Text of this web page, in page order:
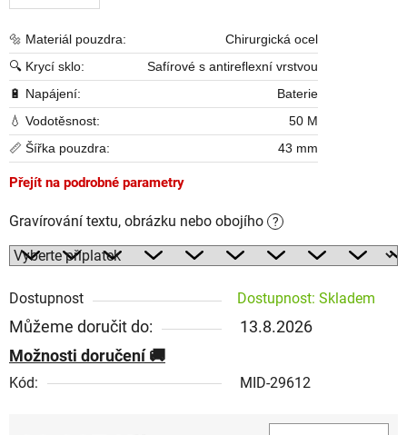
🔩 Materiál pouzdra:
Chirurgická ocel
🔍 Krycí sklo:
Safírové s antireflexní vrstvou
🔋 Napájení:
Baterie
💧 Vodotěsnost:
50 M
📏 Šířka pouzdra:
43 mm
Přejít na podrobné parametry
Gravírování textu, obrázku nebo obojího ?
Dostupnost Dostupnost: Skladem
Můžeme doručit do:
13.8.2026
Možnosti doručení
Kód: MID-29612